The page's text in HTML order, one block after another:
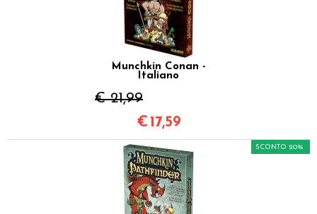
Munchkin Conan -
Italiano
€ 21,99
€ 17,59
SCONTO 20%